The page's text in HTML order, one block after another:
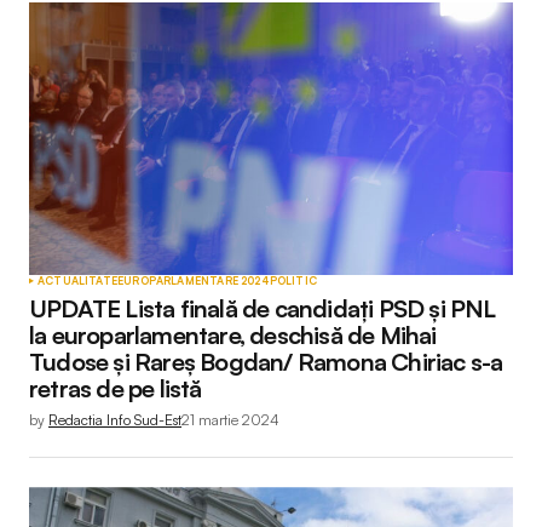
ACTUALITATEEUROPARLAMENTARE 2024POLITIC
UPDATE Lista finală de candidați PSD și PNL
la europarlamentare, deschisă de Mihai
Tudose și Rareș Bogdan/ Ramona Chiriac s-a
retras de pe listă
by Redactia Info Sud-Est21 martie 2024